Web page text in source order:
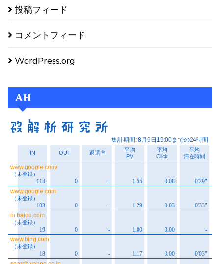
投稿フィード
コメントフィード
WordPress.org
AH